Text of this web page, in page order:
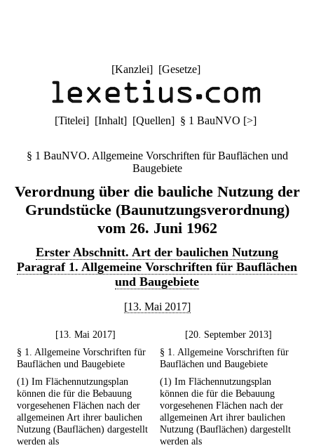
[Kanzlei] [Gesetze]
[Titelei] [Inhalt] [Quellen] § 1 BauNVO [>]
§ 1 BauNVO. Allgemeine Vorschriften für Bauflächen und
Baugebiete
Verordnung über die bauliche Nutzung der
Grundstücke (Baunutzungsverordnung)
vom 26. Juni 1962
Erster Abschnitt. Art der baulichen Nutzung
Paragraf 1. Allgemeine Vorschriften für Bauflächen
und Baugebiete
[13. Mai 2017]
[13. Mai 2017]
[20. September 2013]
§ 1. Allgemeine Vorschriften für
Bauflächen und Baugebiete
§ 1. Allgemeine Vorschriften für
Bauflächen und Baugebiete
(1) Im Flächennutzungsplan
können die für die Bebauung
vorgesehenen Flächen nach der
allgemeinen Art ihrer baulichen
Nutzung (Bauflächen) dargestellt
werden als
(1) Im Flächennutzungsplan
können die für die Bebauung
vorgesehenen Flächen nach der
allgemeinen Art ihrer baulichen
Nutzung (Bauflächen) dargestellt
werden als